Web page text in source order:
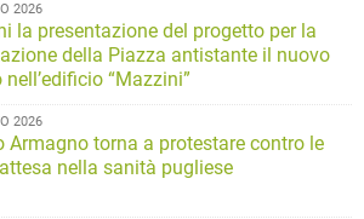
2026
la presentazione del progetto per la
della Piazza antistante il nuovo
nell’edificio “Mazzini”
2026
Armagno torna a protestare contro le
nella sanità pugliese